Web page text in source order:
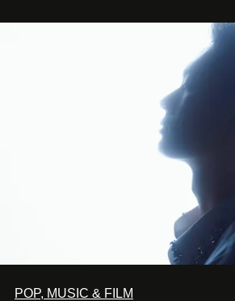
POP, MUSIC & FILM